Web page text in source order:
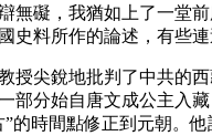
無礙，我猶如上了一堂
史料所作的論述，有些連
授尖銳地批判了中共的
部分始自唐文成公主入
的時間點修正到元朝。